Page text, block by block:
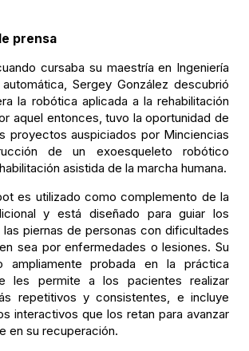
prensa
cursaba su maestría en Ingeniería
Sergey González descubrió
la robótica aplicada a la rehabilitación
aquel entonces, tuvo la oportunidad de
proyectos auspiciados por Minciencias
de un exoesqueleto robótico
asistida de la marcha humana.
es utilizado como complemento de la
y está diseñado para guiar los
piernas de personas con dificultades
sea por enfermedades o lesiones. Su
ampliamente probada en la práctica
les permite a los pacientes realizar
repetitivos y consistentes, e incluye
interactivos que los retan para avanzar
en su recuperación.